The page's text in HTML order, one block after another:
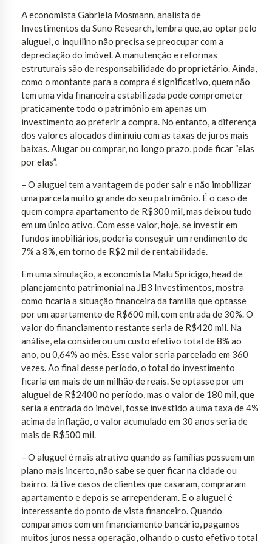
A economista Gabriela Mosmann, analista de
Investimentos da Suno Research, lembra que, ao optar pelo
aluguel, o inquilino não precisa se preocupar com a
depreciação do imóvel. A manutenção e reformas
estruturais são de responsabilidade do proprietário. Ainda,
como o montante para a compra é significativo, quem não
tem uma vida financeira estabilizada pode comprometer
praticamente todo o patrimônio em apenas um
investimento ao preferir a compra. No entanto, a diferença
dos valores alocados diminuiu com as taxas de juros mais
baixas. Alugar ou comprar, no longo prazo, pode ficar “elas
por elas”.
– O aluguel tem a vantagem de poder sair e não imobilizar
uma parcela muito grande do seu patrimônio. É o caso de
quem compra apartamento de R$300 mil, mas deixou tudo
em um único ativo. Com esse valor, hoje, se investir em
fundos imobiliários, poderia conseguir um rendimento de
7% a 8%, em torno de R$2 mil de rentabilidade.
Em uma simulação, a economista Malu Spricigo, head de
planejamento patrimonial na JB3 Investimentos, mostra
como ficaria a situação financeira da família que optasse
por um apartamento de R$600 mil, com entrada de 30%. O
valor do financiamento restante seria de R$420 mil. Na
análise, ela considerou um custo efetivo total de 8% ao
ano, ou 0,64% ao mês. Esse valor seria parcelado em 360
vezes. Ao final desse período, o total do investimento
ficaria em mais de um milhão de reais. Se optasse por um
aluguel de R$2400 no período, mas o valor de 180 mil, que
seria a entrada do imóvel, fosse investido a uma taxa de 4%
acima da inflação, o valor acumulado em 30 anos seria de
mais de R$500 mil.
– O aluguel é mais atrativo quando as famílias possuem um
plano mais incerto, não sabe se quer ficar na cidade ou
bairro. Já tive casos de clientes que casaram, compraram
apartamento e depois se arrependeram. E o aluguel é
interessante do ponto de vista financeiro. Quando
comparamos com um financiamento bancário, pagamos
muitos juros nessa operação, olhando o custo efetivo total